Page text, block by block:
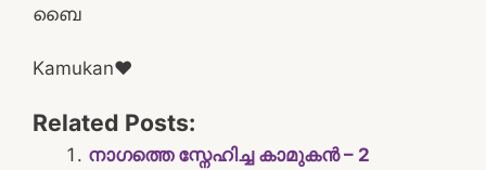
ബൈ
Kamukan❤️
Related Posts:
നാഗത്തെ സ്നേഹിച്ച കാമുകൻ – 2